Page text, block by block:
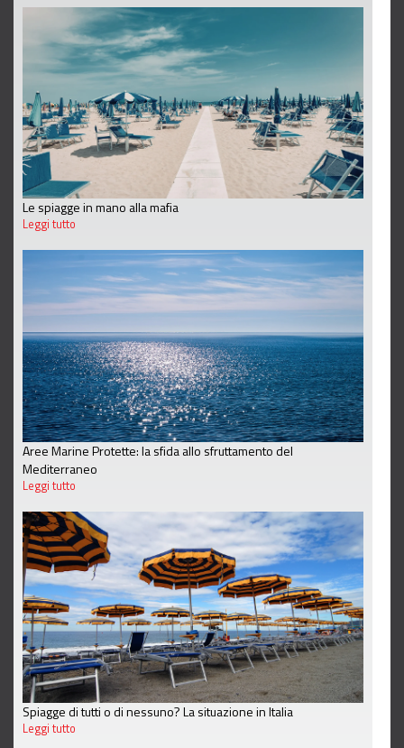
Le spiagge in mano alla mafia
Leggi tutto
Aree Marine Protette: la sfida allo sfruttamento del
Mediterraneo
Leggi tutto
Spiagge di tutti o di nessuno? La situazione in Italia
Leggi tutto